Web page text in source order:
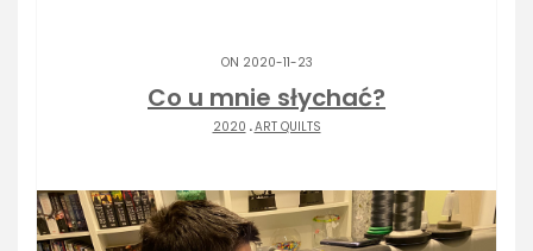
ON 2020-11-23
Co u mnie słychać?
2020 .ART QUILTS